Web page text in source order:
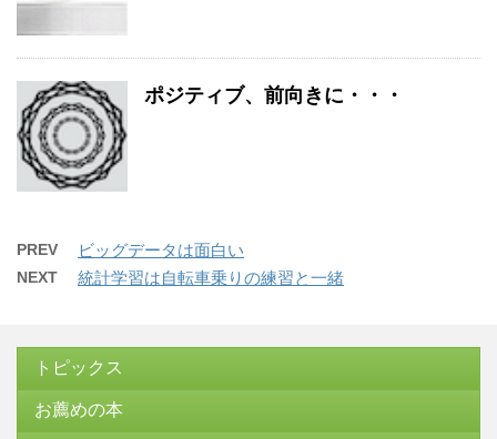
ポジティブ、前向きに・・・
PREV ビッグデータは面白い
NEXT 統計学習は自転車乗りの練習と一緒
トピックス
お薦めの本